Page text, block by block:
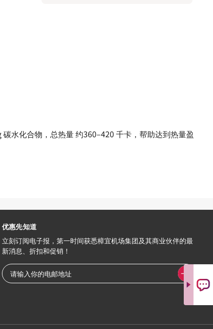
水化合物，总热量 约360–420 千卡，帮助达到热量盈
优惠先知道
立刻订阅电子报，第一时间获悉樟宜机场集团及其商业伙伴的最
新消息、折扣和促销！